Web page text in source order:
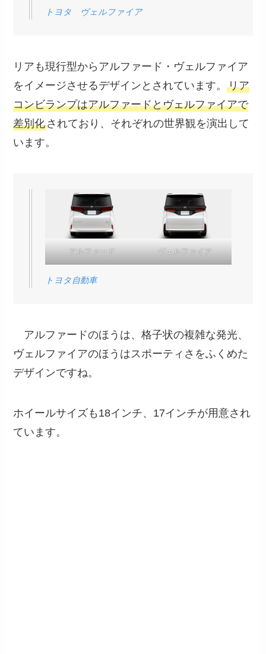
トヨタ ヴェルファイア
リアも現行型からアルファード・ヴェルファイア
をイメージさせるデザインとされています。リア
コンビランプはアルファードとヴェルファイアで
差別化されており、それぞれの世界観を演出して
います。
アルファード ヴェルファイア
トヨタ自動車
アルファードのほうは、格子状の複雑な発光、
ヴェルファイアのほうはスポーティさをふくめた
デザインですね。
ホイールサイズも18インチ、17インチが用意され
ています。